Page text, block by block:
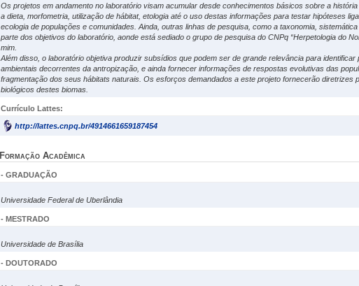
Os projetos em andamento no laboratório visam acumular desde conhecimentos básicos sobre a
a dieta, morfometria, utilização de hábitat, etologia até o uso destas informações para testar hipóteses
ecologia de populações e comunidades. Ainda, outras linhas de pesquisa, como a taxonomia,
parte dos objetivos do laboratório, aonde está sediado o grupo de pesquisa do CNPq “Herpetologia do
mim.
Além disso, o laboratório objetiva produzir subsídios que podem ser de grande relevância para
ambientais decorrentes da antropização, e ainda fornecer informações de respostas evolutivas das
fragmentação dos seus hábitats naturais. Os esforços demandados a este projeto fornecerão diretrizes
biológicos destes biomas.
Currículo Lattes:
http://lattes.cnpq.br/4914661659187454
Formação Acadêmica
- GRADUAÇÃO
Universidade Federal de Uberlândia
- MESTRADO
Universidade de Brasília
- DOUTORADO